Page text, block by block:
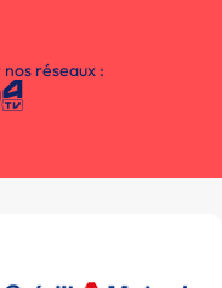
réseaux :